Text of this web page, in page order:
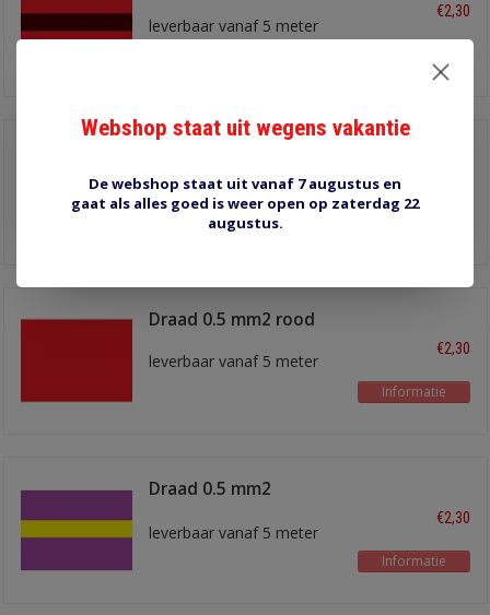
leverbaar vanaf 5 meter
€2,30
leverbaar vanaf 5 meter
Draad 0.5 mm2 rood
leverbaar vanaf 5 meter
€2,30
Informatie
Draad 0.5 mm2
leverbaar vanaf 5 meter
€2,30
Informatie
Webshop staat uit wegens vakantie
De webshop staat uit vanaf 7 augustus en
gaat als alles goed is weer open op zaterdag 22
augustus.